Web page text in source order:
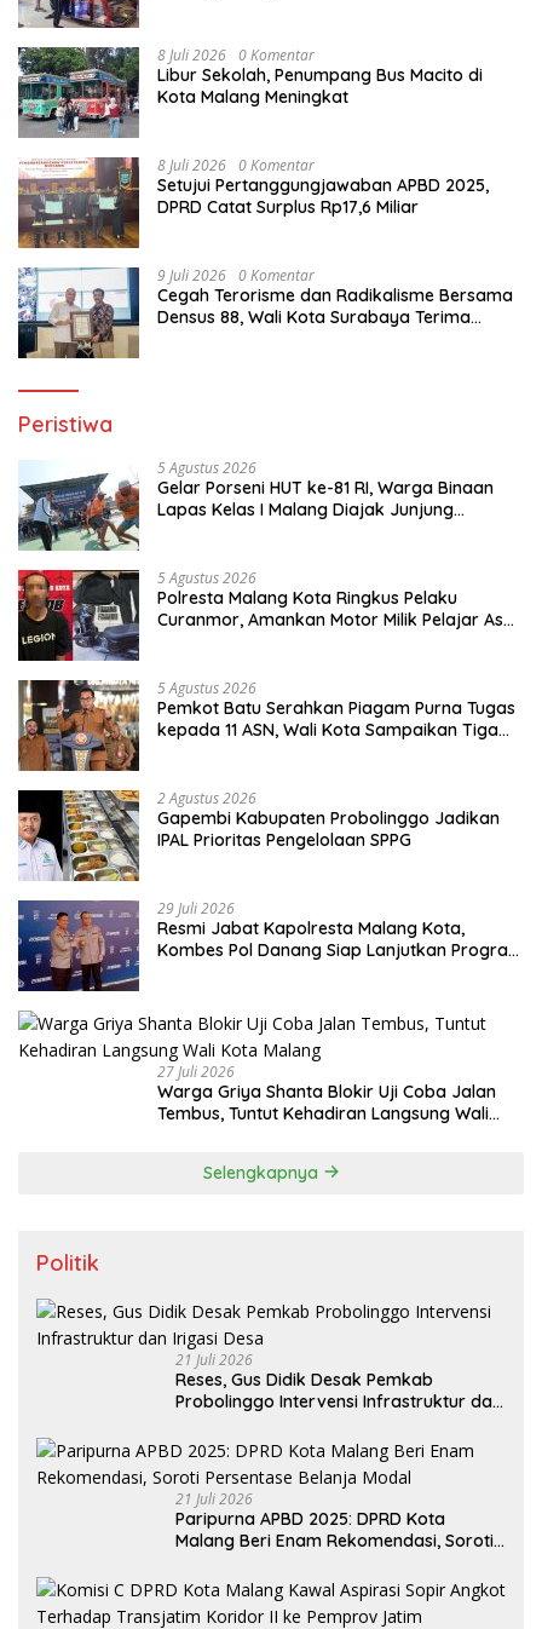
8 Juli 2026 0 Komentar
Libur Sekolah, Penumpang Bus Macito di
Kota Malang Meningkat
8 Juli 2026 0 Komentar
Setujui Pertanggungjawaban APBD 2025,
DPRD Catat Surplus Rp17,6 Miliar
9 Juli 2026 0 Komentar
Cegah Terorisme dan Radikalisme Bersama
Densus 88, Wali Kota Surabaya Terima
Peristiwa
5 Agustus 2026
Gelar Porseni HUT ke-81 RI, Warga Binaan
Lapas Kelas I Malang Diajak Junjung
5 Agustus 2026
Polresta Malang Kota Ringkus Pelaku
Curanmor, Amankan Motor Milik Pelajar Asal
5 Agustus 2026
Pemkot Batu Serahkan Piagam Purna Tugas
kepada 11 ASN, Wali Kota Sampaikan Tiga
2 Agustus 2026
Gapembi Kabupaten Probolinggo Jadikan
IPAL Prioritas Pengelolaan SPPG
29 Juli 2026
Resmi Jabat Kapolresta Malang Kota,
Kombes Pol Danang Siap Lanjutkan Program
27 Juli 2026
Warga Griya Shanta Blokir Uji Coba Jalan
Tembus, Tuntut Kehadiran Langsung Wali
Selengkapnya
Politik
21 Juli 2026
Reses, Gus Didik Desak Pemkab
Probolinggo Intervensi Infrastruktur dan
21 Juli 2026
Paripurna APBD 2025: DPRD Kota
Malang Beri Enam Rekomendasi, Soroti